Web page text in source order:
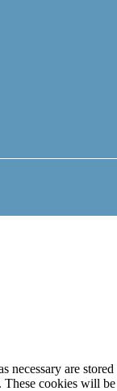
are
These cookies will